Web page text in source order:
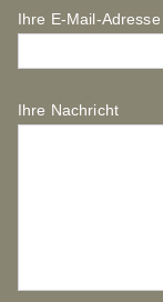
Ihre E-Mail-Adresse
Ihre Nachricht